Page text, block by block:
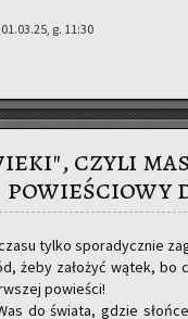
g. 11:30
czyli
powieściowy
tylko spo­ra­dycz­nie
żeby za­ło­żyć wątek,
po­wie­ści!
do świa­ta, gdzie